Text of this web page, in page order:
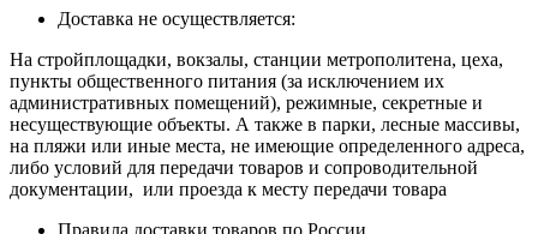
Доставка не осуществляется:
На стройплощадки, вокзалы, станции метрополитена, цеха,
пункты общественного питания (за исключением их
административных помещений), режимные, секретные и
несуществующие объекты. А также в парки, лесные массивы,
на пляжи или иные места, не имеющие определенного адреса,
либо условий для передачи товаров и сопроводительной
документации, или проезда к месту передачи товара
Правила доставки товаров по России